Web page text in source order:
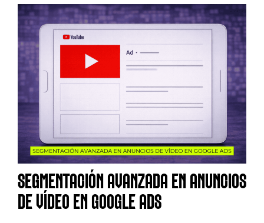
SEGMENTACIÓN AVANZADA EN ANUNCIOS
DE VÍDEO EN GOOGLE ADS